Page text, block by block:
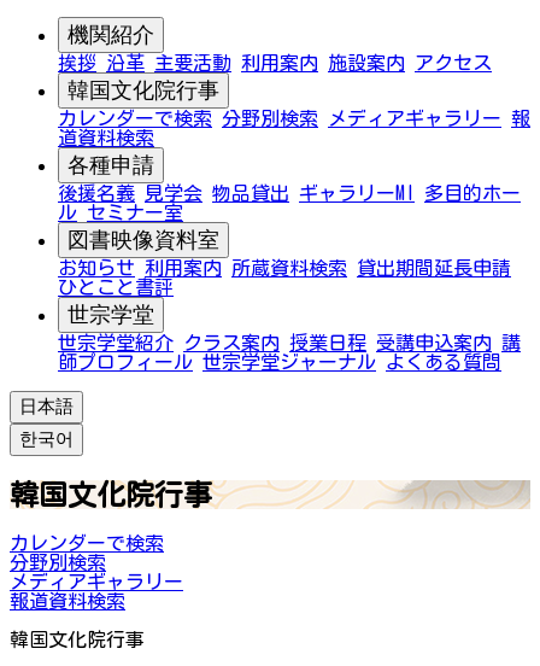
機関紹介
挨拶 沿革 主要活動 利用案内 施設案内 アクセス
韓国文化院行事
カレンダーで検索 分野別検索 メディアギャラリー 報
道資料検索
各種申請
後援名義 見学会 物品貸出 ギャラリーMI
多目的ホー
ル セミナー室
図書映像資料室
お知らせ 利用案内 所蔵資料検索
貸出期間延長申請
ひとこと書評
世宗学堂
世宗学堂紹介 クラス案内 授業日程 受講申込案内 講
師プロフィール 世宗学堂ジャーナル よくある質問
日本語
한국어
韓国文化院行事
カレンダーで検索
分野別検索
メディアギャラリー
報道資料検索
韓国文化院行事